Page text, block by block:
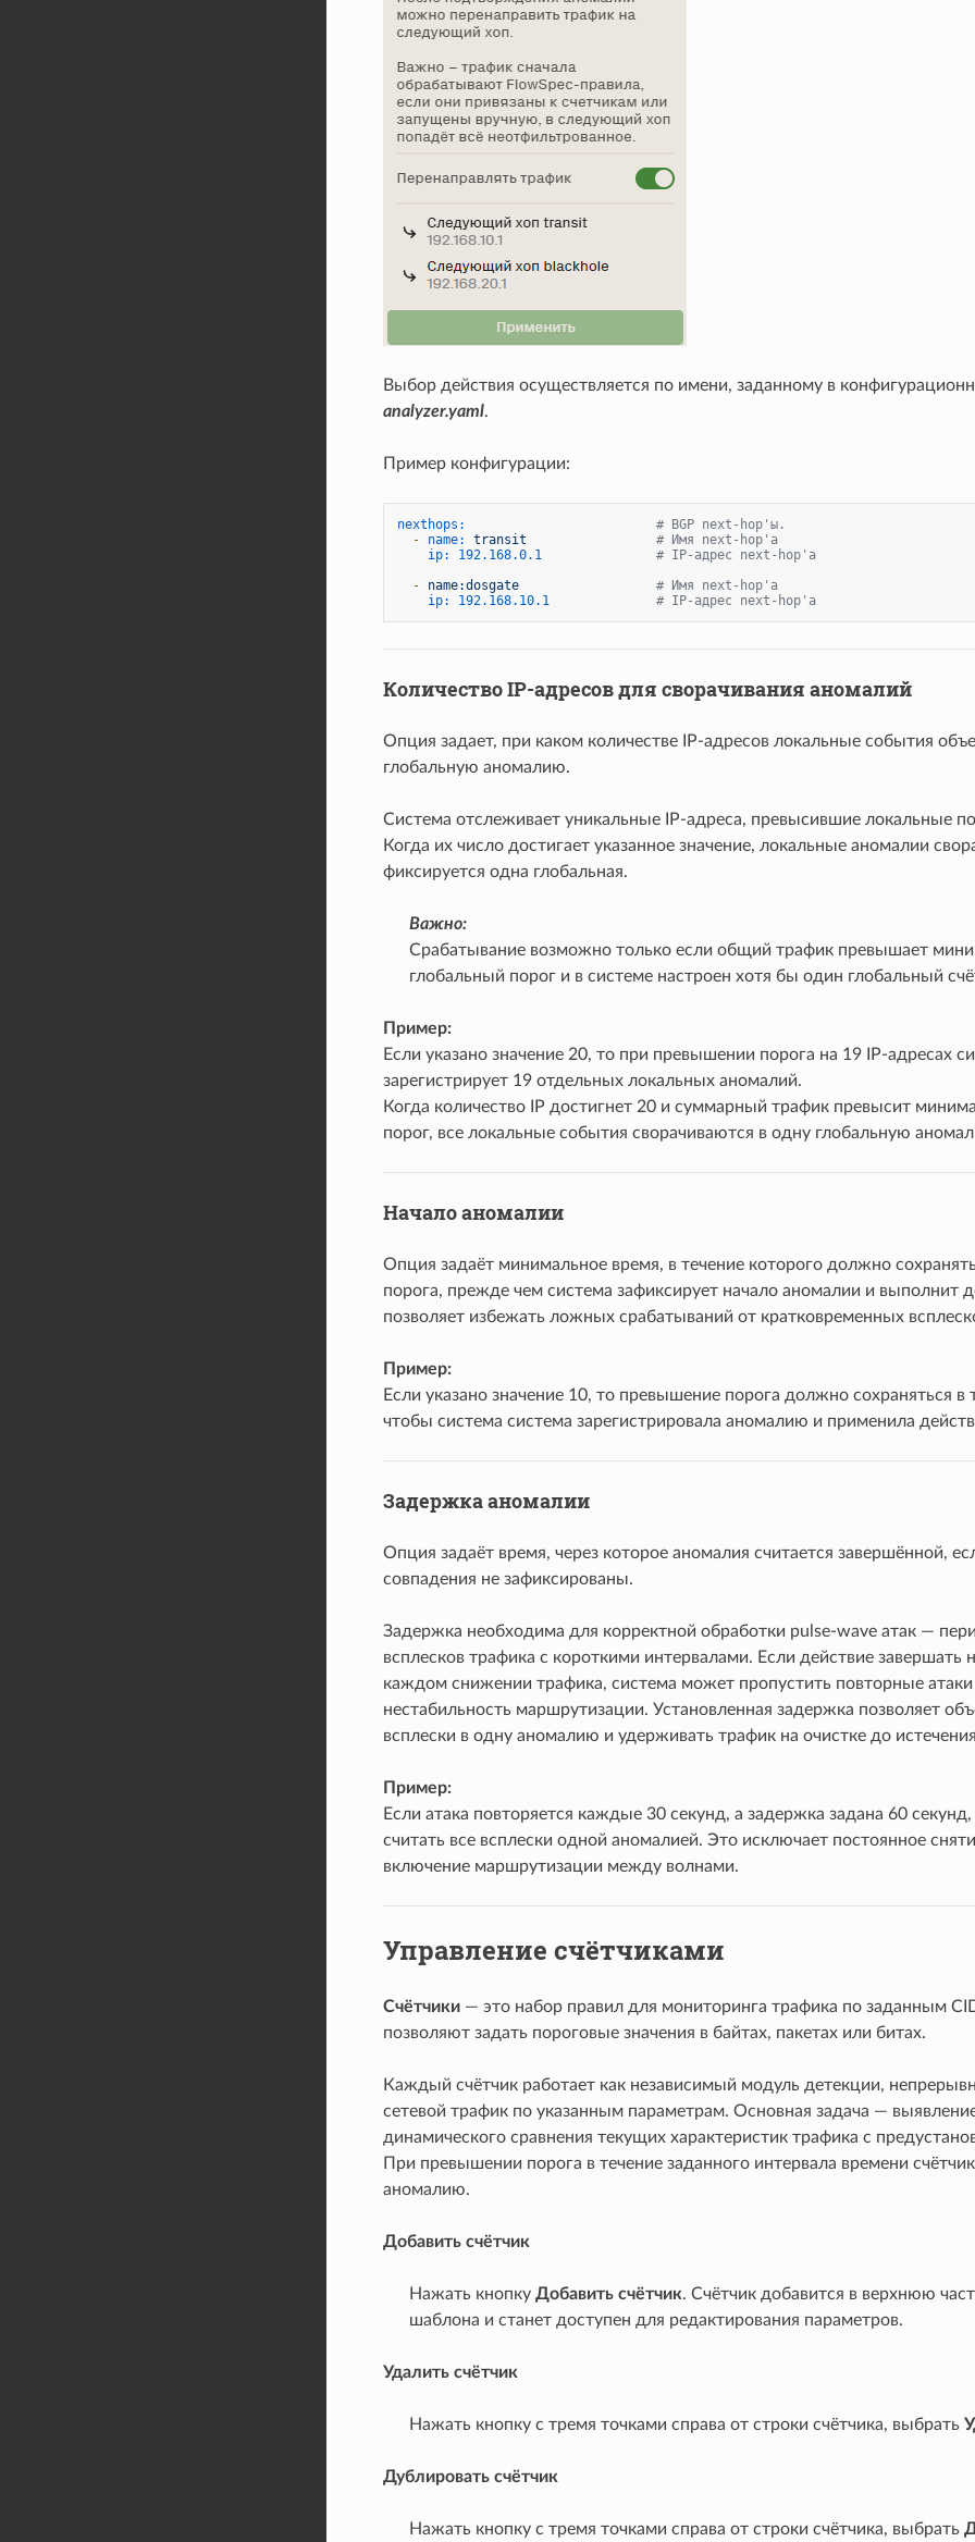
Выбор действия осуществляется по имени, заданному в
analyzer.yaml.
Пример конфигурации:
nexthops:
# BGP next-hop'ы.
-
name: transit
# Имя next-hop'а
ip:
192.168.0.1
# IP-адрес next-hop'а
-
name:dosgate
# Имя next-hop'а
ip:
192.168.10.1 # IP-адрес next-hop'а
Количество IP-адресов для сворачивания аномалий
Опция задает, при каком количестве IP-адресов локальные события
глобальную аномалию.
Система отслеживает уникальные IP-адреса, превысившие локальные
Когда их число достигает указанное значение, локальные аномалии
фиксируется одна глобальная.
Важно:
Срабатывание возможно только если общий трафик превышает
глобальный порог и в системе настроен хотя бы один глобальный
Пример:
Если указано значение 20, то при превышении порога на 19 IP-адресах
зарегистрирует 19 отдельных локальных аномалий.
Когда количество IP достигнет 20 и суммарный трафик превысит
порог, все локальные события сворачиваются в одну глобальную
Начало аномалии
Опция задаёт минимальное время, в течение которого должно
порога, прежде чем система зафиксирует начало аномалии и выполнит
позволяет избежать ложных срабатываний от кратковременных
Пример:
Если указано значение 10, то превышение порога должно сохраняться в
чтобы система система зарегистрировала аномалию и применила
Задержка аномалии
Опция задаёт время, через которое аномалия считается завершённой,
совпадения не зафиксированы.
Задержка необходима для корректной обработки pulse-wave атак —
всплесков трафика с короткими интервалами. Если действие завершать
каждом снижении трафика, система может пропустить повторные атаки
нестабильность маршрутизации. Установленная задержка позволяет
всплески в одну аномалию и удерживать трафик на очистке до
Пример:
Если атака повторяется каждые 30 секунд, а задержка задана 60
считать все всплески одной аномалией. Это исключает постоянное
включение маршрутизации между волнами.
Управление счётчиками
Счётчики— это набор правил для мониторинга трафика по заданным
позволяют задать пороговые значения в байтах, пакетах или битах.
Каждый счётчик работает как независимый модуль детекции,
сетевой трафик по указанным параметрам. Основная задача —
динамического сравнения текущих характеристик трафика с
При превышении порога в течение заданного интервала времени
аномалию.
Добавить счётчик
Нажать кнопку Добавить счётчик. Счётчик добавится в верхнюю
шаблона и станет доступен для редактирования параметров.
Удалить счётчик
Нажать кнопку с тремя точками справа от строки счётчика, выбрать
Дублировать счётчик
Нажать кнопку с тремя точками справа от строки счётчика, выбрать